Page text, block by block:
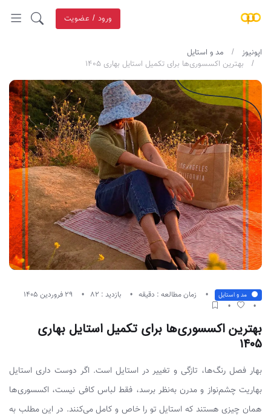
ورود / عضویت
اپونیوز
مد و استایل
بهترین اکسسوری‌ها برای تکمیل استایل بهاری ۱۴۰۵
مد و استایل زمان مطالعه : دقیقه بازدید : 82
بهترین اکسسوری‌ها برای تکمیل استایل بهاری
۱۴۰۵
بهار فصل رنگ‌ها، تازگی و تغییر در استایل است. اگر دوست داری استایل
بهاریت چشم‌نواز و مدرن به‌نظر برسد، فقط لباس کافی نیست، اکسسوری‌ها
همان چیزی هستند که استایل تو را خاص و کامل می‌کنند. در این مطلب به